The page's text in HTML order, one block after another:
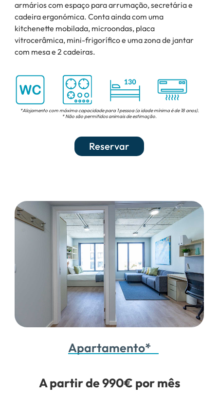
armários com espaço para arrumação, secretária e
cadeira ergonómica. Conta ainda com uma
kitchenette mobilada, microondas, placa
vitrocerâmica, mini-frigorífico e uma zona de jantar
com mesa e 2 cadeiras.
*Alojamento com máxima capacidade para 1 pessoa (a idade mínima é de 18 anos).
* Não são permitidos animais de estimação.
Reservar
Apartamento*
A partir de 990€ por mês